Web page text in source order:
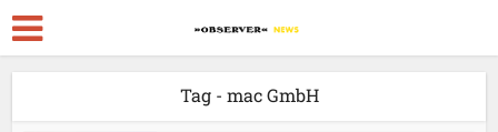
Tag - mac GmbH